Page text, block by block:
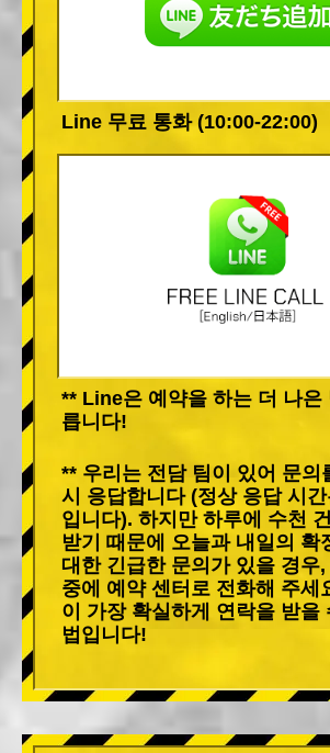
Line 무료 통화 (10:00-22:00)
** Line은 예약을 하는 더 나은
릅니다!
** 우리는 전담 팀이 있어 문의
시 응답합니다 (정상 응답 시
입니다). 하지만 하루에 수천
받기 때문에 오늘과 내일의 확
대한 긴급한 문의가 있을 경우
중에 예약 센터로 전화해 주세
이 가장 확실하게 연락을 받을
법입니다!